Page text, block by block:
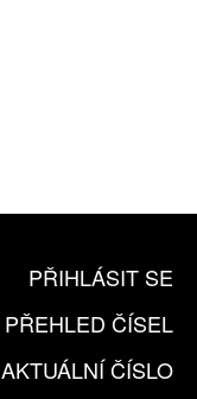
PŘIHLÁSIT SE
PŘEHLED ČÍSEL
AKTUÁLNÍ ČÍSLO